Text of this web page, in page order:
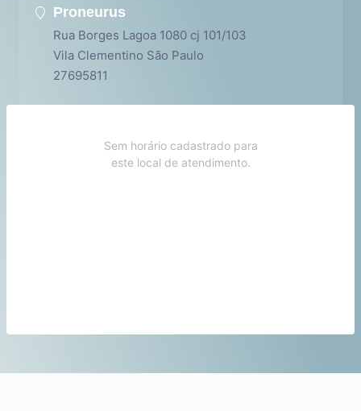
Proneurus
Rua Borges Lagoa 1080 cj 101/103
Vila Clementino São Paulo
27695811
Sem horário cadastrado para
este local de atendimento.